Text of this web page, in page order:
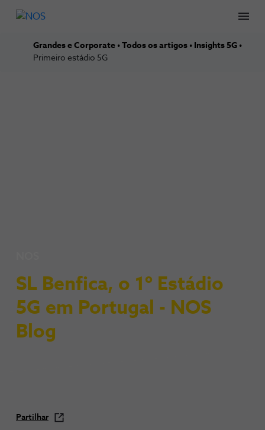
Grandes e Corporate Todos os artigos
Insights 5G
Primeiro estádio 5G
SL Benfica, o 1º Estádio
5G em Portugal - NOS
Blog
Partilhar